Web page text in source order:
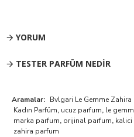
YORUM
TESTER PARFÜM NEDIR
Aramalar: Bvlgari Le Gemme
Kadın Parfüm, ucuz parfum, le
marka parfum, orijinal parfum,
zahira parfum